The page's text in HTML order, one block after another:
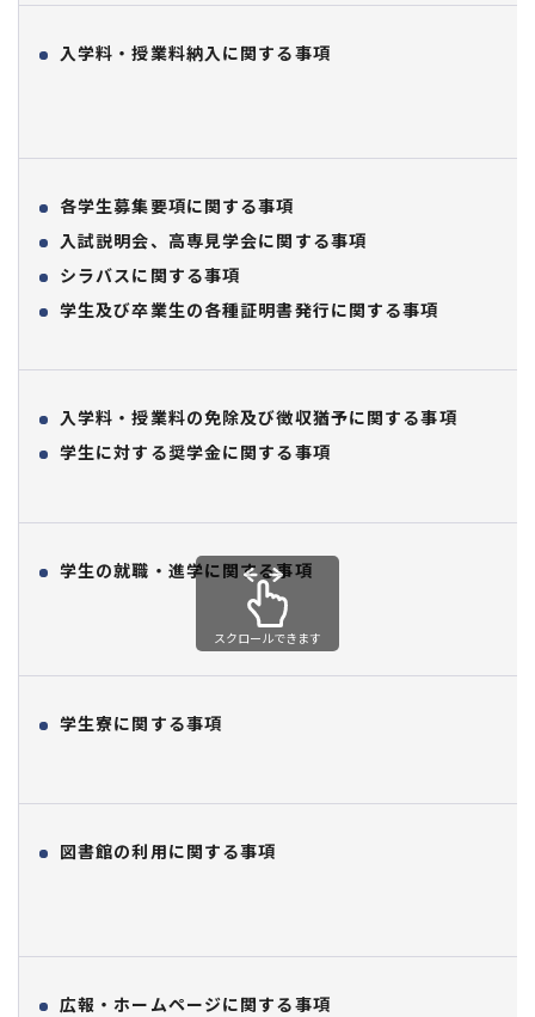
入学料・授業料納入に関する事項
各学生募集要項に関する事項
入試説明会、高専見学会に関する事項
シラバスに関する事項
学生及び卒業生の各種証明書発行に関する事項
入学料・授業料の免除及び徴収猶予に関する事項
学生に対する奨学金に関する事項
学生の就職・進学に関する事項
学生寮に関する事項
図書館の利用に関する事項
広報・ホームページに関する事項
スクロールできます